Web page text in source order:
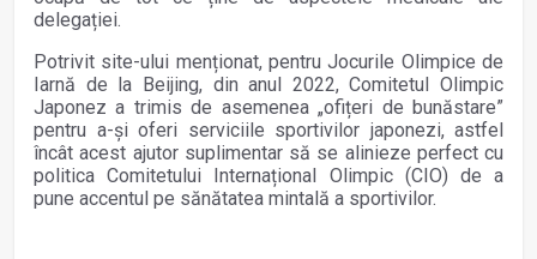
delegației.
Potrivit site-ului menționat, pentru Jocurile Olimpice de
Iarnă de la Beijing, din anul 2022, Comitetul Olimpic
Japonez a trimis de asemenea „ofițeri de bunăstare”
pentru a-și oferi serviciile sportivilor japonezi, astfel
încât acest ajutor suplimentar să se alinieze perfect cu
politica Comitetului Internațional Olimpic (CIO) de a
pune accentul pe sănătatea mintală a sportivilor.